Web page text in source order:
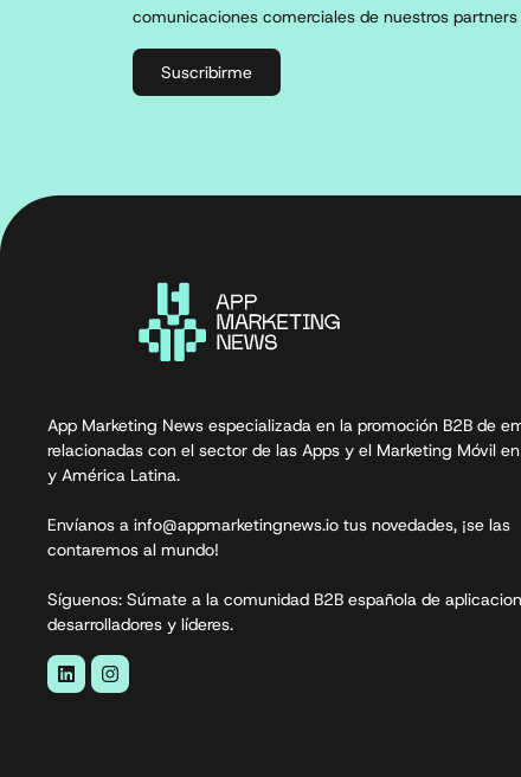
comunicaciones comerciales de nuestros
Suscribirme
App Marketing News especializada en la promoción B2B de
relacionadas con el sector de las Apps y el Marketing Móvil
y América Latina.
Envíanos a info@appmarketingnews.io tus novedades, ¡se las
contaremos al mundo!
Síguenos: Súmate a la comunidad B2B española de
desarrolladores y líderes.